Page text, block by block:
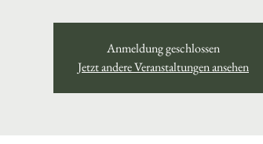
Anmeldung geschlossen
Jetzt andere Veranstaltungen ansehen